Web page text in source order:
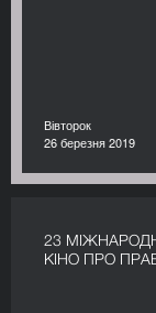
Вівторок
26 березня 2019
23
КІНО ПРО